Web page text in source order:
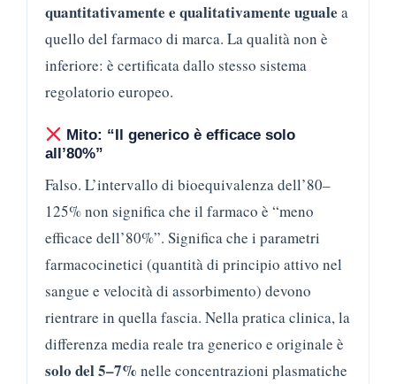
quantitativamente e qualitativamente uguale a
quello del farmaco di marca. La qualità non è
inferiore: è certificata dallo stesso sistema
regolatorio europeo.
Mito: “Il generico è efficace solo
all’80%”
Falso. L’intervallo di bioequivalenza dell’80–
125% non significa che il farmaco è “meno
efficace dell’80%”. Significa che i parametri
farmacocinetici (quantità di principio attivo nel
sangue e velocità di assorbimento) devono
rientrare in quella fascia. Nella pratica clinica, la
differenza media reale tra generico e originale è
solo del 5–7% nelle concentrazioni plasmatiche